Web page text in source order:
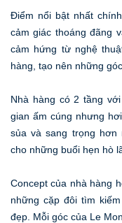
Điểm nổi bật nhất
cảm giác thoáng đãng
cảm hứng từ nghệ
hàng, tạo nên những
Nhà hàng có 2 tầng
gian ấm cúng nhưng
sủa và sang trọng
cho những buổi hẹn hò
Concept của nhà hàng
những cặp đôi tìm
đẹp. Mỗi góc của Le